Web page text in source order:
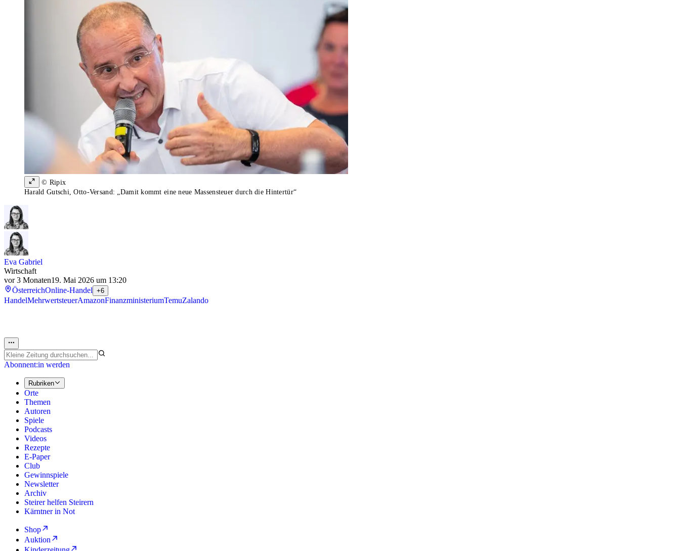
© Ripix
Harald Gutschi, Otto-Versand: „Damit kommt eine neue Massensteuer durch die Hintertür“
Eva Gabriel
Wirtschaft
vor 3 Monaten19. Mai 2026 um 13:20
ÖsterreichOnline-Handel +6
HandelMehrwertsteuerAmazonFinanzministeriumTemuZalando
Abonnent:in werden
Rubriken
Orte
Themen
Autoren
Spiele
Podcasts
Videos
Rezepte
E-Paper
Club
Gewinnspiele
Newsletter
Archiv
Steirer helfen Steirern
Kärntner in Not
Shop
Auktion